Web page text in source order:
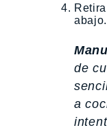
de
a